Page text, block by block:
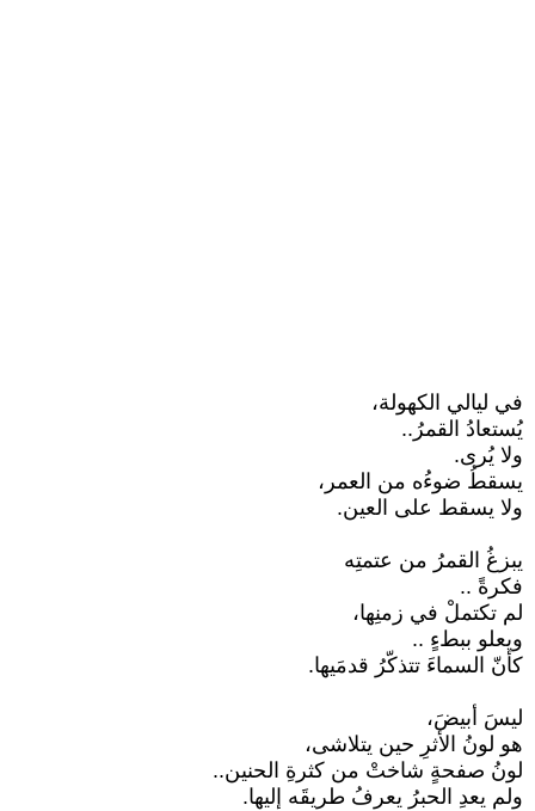
في ليالي الكهولة،
يُستعادُ القمرُ..
ولا يُرى.
يسقطُ ضوءُه من العمر،
ولا يسقط على العين.
يبزغُ القمرُ من عتمتِه
فكرةً ..
لم تكتملْ في زمنِها،
ويعلو ببطءٍ ..
كأنّ السماءَ تتذكّرُ قدمَيها.
ليسَ أبيضَ،
هو لونُ الأثرِ حين يتلاشى،
لونُ صفحةٍ شاختْ من كثرةِ الحنين..
ولم يعدِ الحبرُ يعرفُ طريقَه إليها.